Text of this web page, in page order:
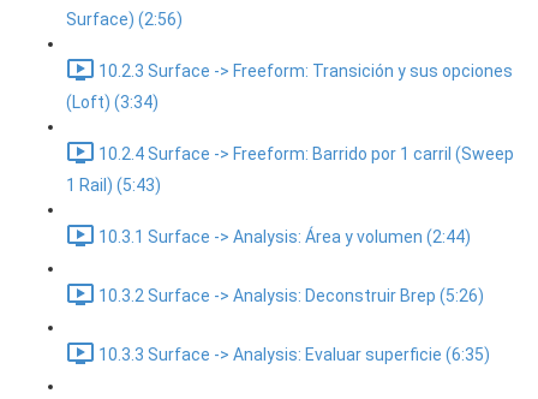
Surface) (2:56)
10.2.3 Surface -> Freeform: Transición y sus opciones
(Loft) (3:34)
10.2.4 Surface -> Freeform: Barrido por 1 carril (Sweep
1 Rail) (5:43)
10.3.1 Surface -> Analysis: Área y volumen (2:44)
10.3.2 Surface -> Analysis: Deconstruir Brep (5:26)
10.3.3 Surface -> Analysis: Evaluar superficie (6:35)